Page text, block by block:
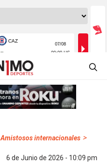
Amistosos internacionales >
6 de Junio de 2026 - 10:09 pm